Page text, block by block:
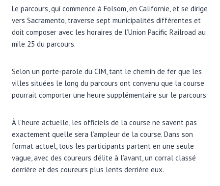
Le parcours, qui commence à Folsom, en Californie, et se dirige
vers Sacramento, traverse sept municipalités différentes et
doit composer avec les horaires de l’Union Pacific Railroad au
mile 25 du parcours.
Selon un porte-parole du CIM, tant le chemin de fer que les
villes situées le long du parcours ont convenu que la course
pourrait comporter une heure supplémentaire sur le parcours.
À l’heure actuelle, les officiels de la course ne savent pas
exactement quelle sera l’ampleur de la course. Dans son
format actuel, tous les participants partent en une seule
vague, avec des coureurs d’élite à l’avant, un corral classé
derrière et des coureurs plus lents derrière eux.